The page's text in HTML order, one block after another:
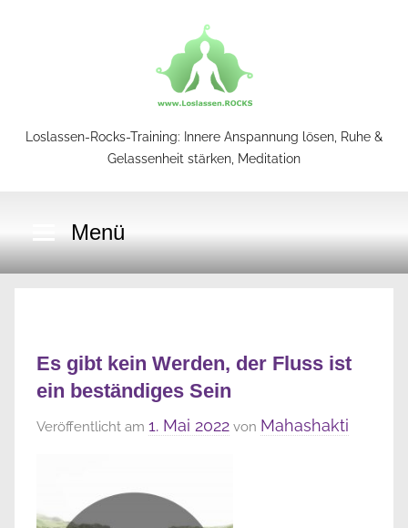
Loslassen-
Training
Loslassen-Rocks-Training: Innere Anspannung lösen, Ruhe &
Gelassenheit stärken, Meditation
Menü
Es gibt kein Werden, der Fluss ist
ein beständiges Sein
Veröffentlicht am 1. Mai 2022 von Mahashakti